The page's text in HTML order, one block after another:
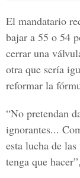
El mandatario
bajar a 55 o 54
cerrar una
otra que sería
reformar la
“No pretendan
ignorantes...
esta lucha de
tenga que